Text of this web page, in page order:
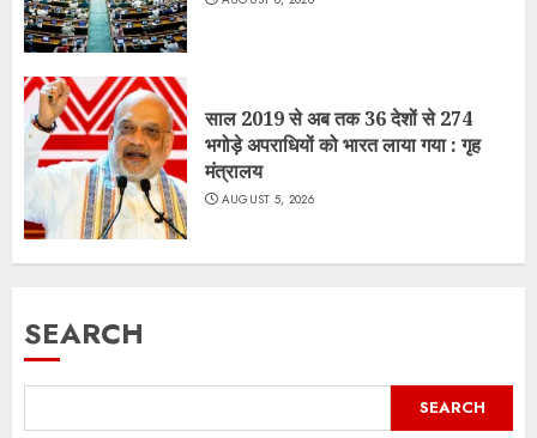
साल 2019 से अब तक 36 देशों से 274
भगोड़े अपराधियों को भारत लाया गया : गृह
मंत्रालय
AUGUST 5, 2026
SEARCH
SEARCH